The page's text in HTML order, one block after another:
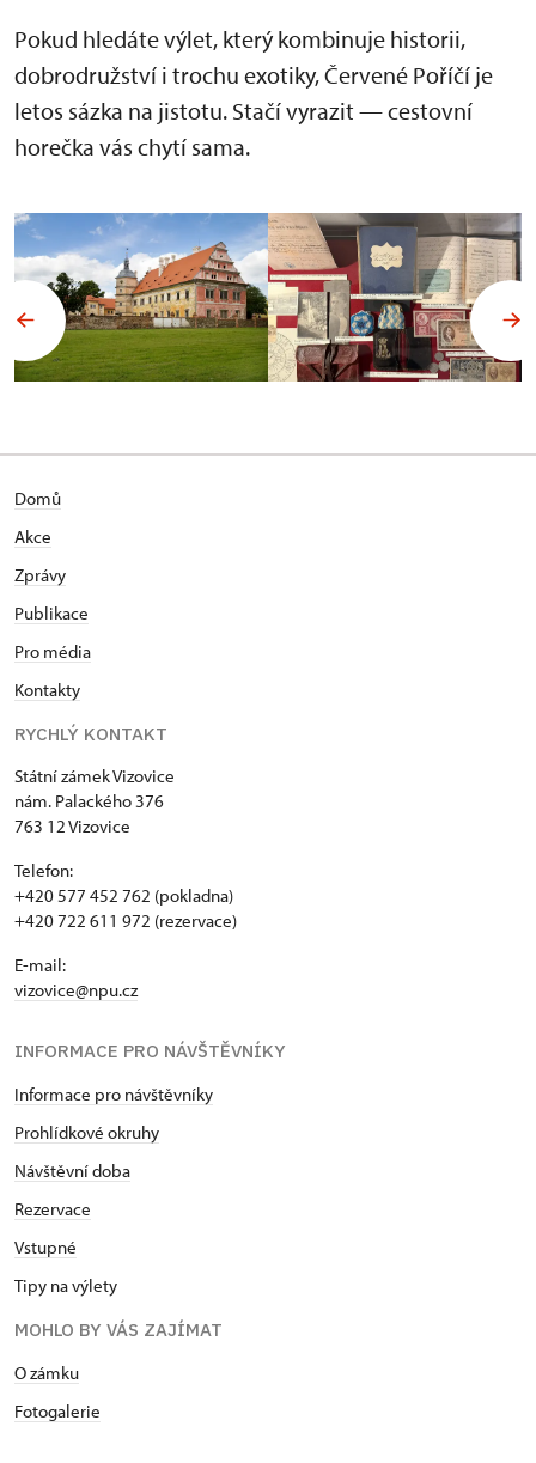
Pokud hledáte výlet, který kombinuje historii,
dobrodružství i trochu exotiky, Červené Poříčí je
letos sázka na jistotu. Stačí vyrazit — cestovní
horečka vás chytí sama.
Domů
Akce
Zprávy
Publikace
Pro média
Kontakty
RYCHLÝ KONTAKT
Státní zámek Vizovice
nám. Palackého 376
763 12 Vizovice
Telefon:
+420 577 452 762 (pokladna)
+420 722 611 972 (rezervace)
E-mail:
vizovice@npu.cz
INFORMACE PRO NÁVŠTĚVNÍKY
Informace pro návštěvníky
Prohlídkové okruhy
Návštěvní doba
Rezervace
Vstupné
Tipy na výlety
MOHLO BY VÁS ZAJÍMAT
O zámku
Fotogalerie